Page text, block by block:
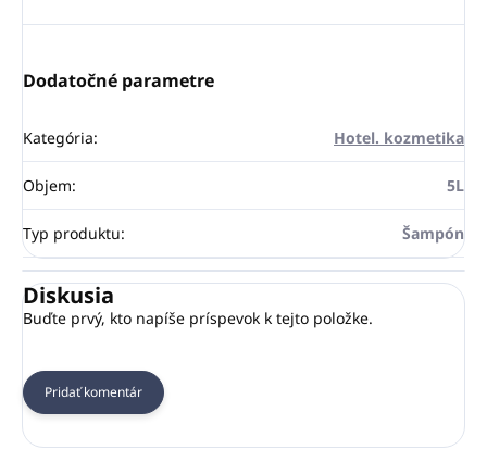
Dodatočné parametre
Kategória: Hotel. kozmetika
Objem: 5L
Typ produktu: Šampón
Diskusia
Buďte prvý, kto napíše príspevok k tejto položke.
Pridať komentár